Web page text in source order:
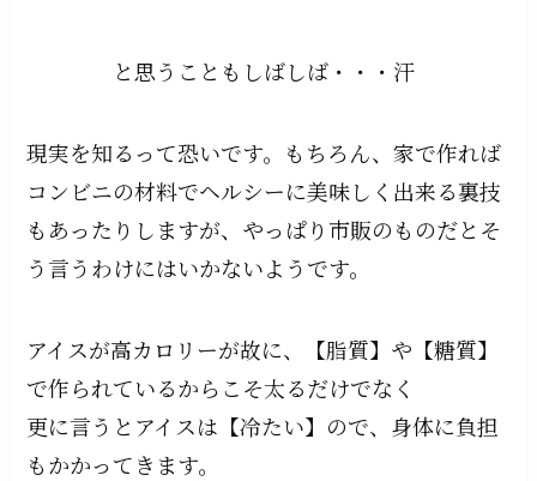
と思うこともしばしば・・・汗
現実を知るって恐いです。もちろん、家で作れば
コンビニの材料でヘルシーに美味しく出来る裏技
もあったりしますが、やっぱり市販のものだとそ
う言うわけにはいかないようです。
アイスが高カロリーが故に、【脂質】や【糖質】
で作られているからこそ太るだけでなく
更に言うとアイスは【冷たい】ので、身体に負担
もかかってきます。